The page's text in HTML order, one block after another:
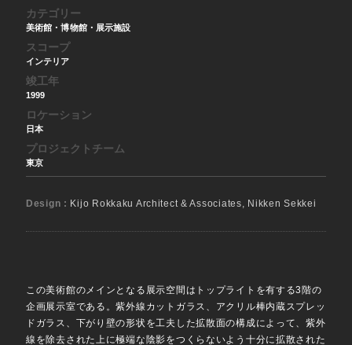
カテゴリー
美術館・博物館・展示施設
スコープ
インテリア
竣工年
1999
ロケーション
日本
プロジェクトチーム
東京
Design : Kijo Rokkaku Architect & Associates, Nikken Sekkei
この美術館のメインとなる展示空間はトップライトを有する3階の
企画展示室である。紫外線カットガラス、アクリル棒内蔵スプレッ
ドガラス、下がり壁の形状を工夫した拡散面の構成によって、紫外
線を除去された上に極端な陰影をつくらないよう十分に拡散された